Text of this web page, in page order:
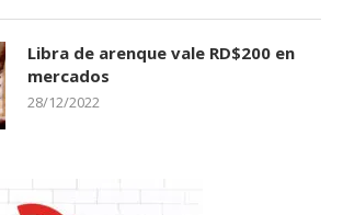
Libra de arenque vale RD$200 en
mercados
28/12/2022